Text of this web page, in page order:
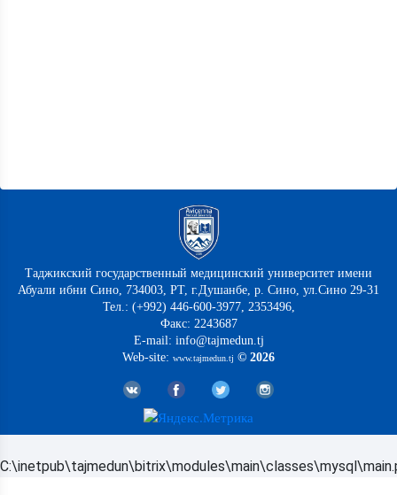
Таджикский государственный медицинский университет имени
Абуали ибни Сино, 734003, РТ, г.Душанбе, р. Сино, ул.Сино 29-31
Тел.: (+992) 446-600-3977, 2353496,
Факс: 2243687
E-mail: info@tajmedun.tj
Web-site: www.tajmedun.tj © 2026